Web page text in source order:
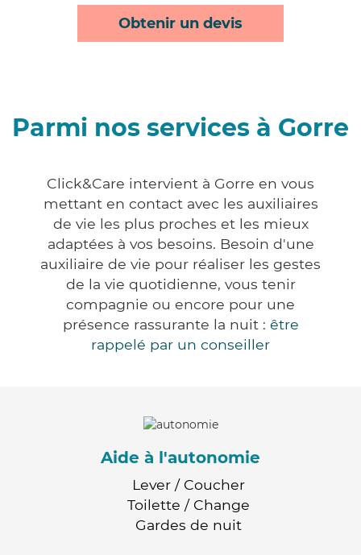
Obtenir un devis
Parmi nos services à Gorre
Click&Care intervient à Gorre en vous
mettant en contact avec les auxiliaires
de vie les plus proches et les mieux
adaptées à vos besoins. Besoin d'une
auxiliaire de vie pour réaliser les gestes
de la vie quotidienne, vous tenir
compagnie ou encore pour une
présence rassurante la nuit : être
rappelé par un conseiller
Aide à l'autonomie
Lever / Coucher
Toilette / Change
Gardes de nuit